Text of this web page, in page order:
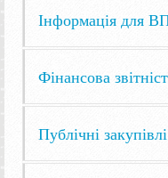
Інформація для
Фінансова
Публічні закупівлі